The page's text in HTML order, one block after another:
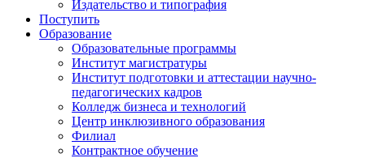
Издательство и типография
Поступить
Образование
Образовательные программы
Институт магистратуры
Институт подготовки и аттестации научно-
педагогических кадров
Колледж бизнеса и технологий
Центр инклюзивного образования
Филиал
Контрактное обучение